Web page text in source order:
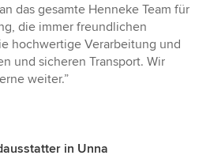
das gesamte Henneke Team für
die immer freundlichen
hochwertige Verarbeitung und
und sicheren Transport. Wir
weiter.”
in Unna